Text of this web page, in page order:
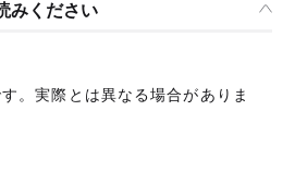
みください
。実際とは異なる場合がありま